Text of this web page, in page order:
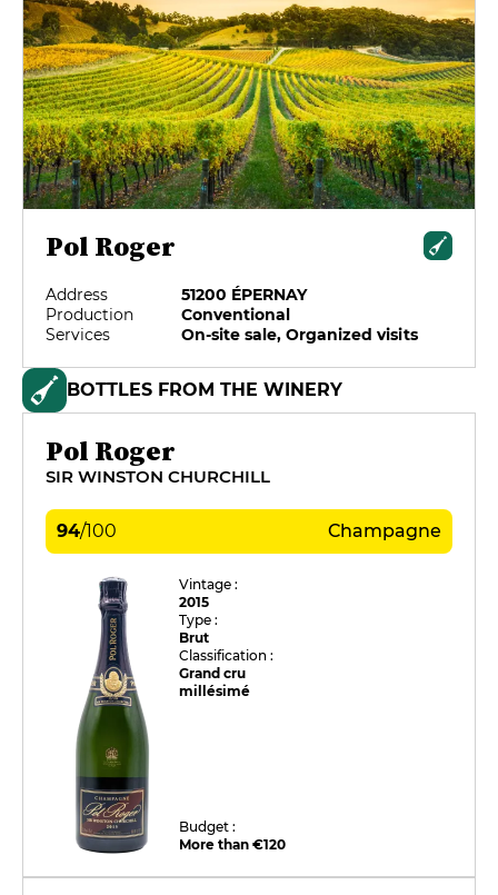
Pol Roger
Address
51200 ÉPERNAY
Production
Conventional
Services
On-site sale, Organized visits
BOTTLES FROM THE WINERY
Pol Roger
SIR WINSTON CHURCHILL
94/100 Champagne
Vintage :
2015
Type :
Brut
Classification :
Grand cru
millésimé
Budget :
More than €120